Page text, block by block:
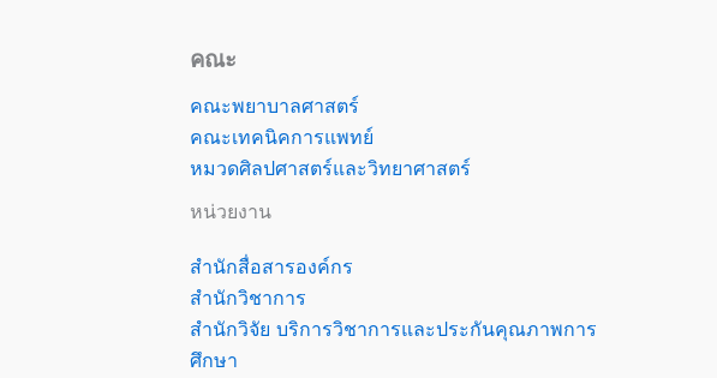
คณะ
คณะพยาบาลศาสตร์
คณะเทคนิคการแพทย์
หมวดศิลปศาสตร์และวิทยาศาสตร์
หน่วยงาน
สำนักสื่อสารองค์กร
สำนักวิชาการ
สำนักวิจัย บริการวิชาการและประกันคุณภาพการ
ศึกษา